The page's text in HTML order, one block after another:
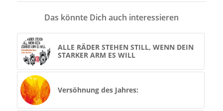
Das könnte Dich auch interessieren
ALLE RÄDER STEHEN STILL, WENN DEIN
STARKER ARM ES WILL
Versöhnung des Jahres: